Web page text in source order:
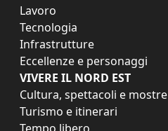
Lavoro
Tecnologia
Infrastrutture
Eccellenze e personaggi
VIVERE IL NORD EST
Cultura, spettacoli e mostre
Turismo e itinerari